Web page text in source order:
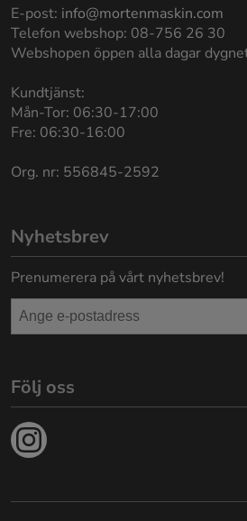
E-post: info@mortenmaskin.com
Telefon webshop: 08-756 26 30
Webshopen öppen alla dagar
Kundtjänst:
Mån-Tor: 06:30-17:00
Fre: 06:30-16:00
Org. nr: 556845-2592
Nyhetsbrev
Prenumerera på vårt nyhetsbrev!
Följ oss